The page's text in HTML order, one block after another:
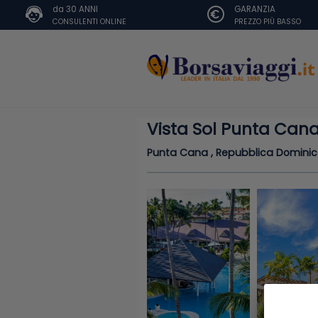
da 30 ANNI
CONSULENTI ONLINE
GARANZIA
PREZZO PIÙ BASSO
Vista Sol Punta
Punta Cana , Repubblica